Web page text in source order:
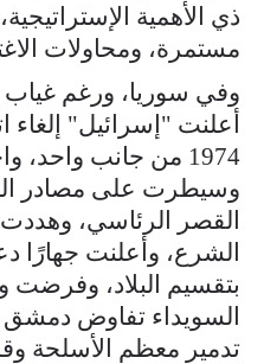
ذي الأهمية
مستمرة، ومحاولات
وفي سوريا، ورغم غياب
أعلنت "إسرائيل" إلغاء
1974 من جانب
وسيطرت على مصادر
القصر الرئاسي،
الشرع، وأعلنت جهارًا
بتقسيم البلاد، وفرضت
السويداء تفاوض
تدمير معظم الأسلحة